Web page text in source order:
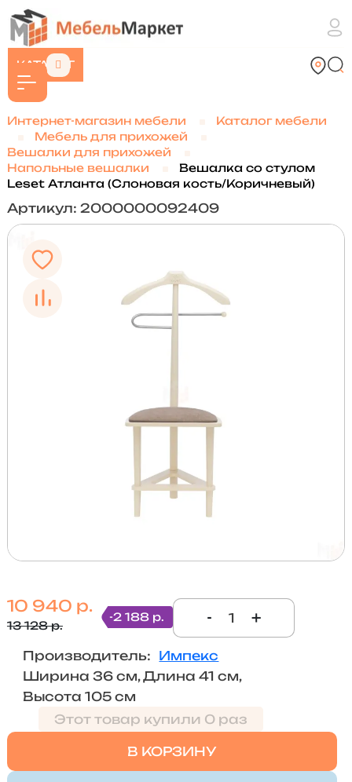
КАТАЛОГ
Интернет-магазин мебели
Каталог мебели
Мебель для прихожей
Вешалки для прихожей
Напольные вешалки
Вешалка со стулом
Leset Атланта (Слоновая кость/Коричневый)
Артикул: 2000000092409
10 940 р.
13 128 р.
-2 188 р. - +
Производитель: Импекс
Ширина 36 см, Длина 41 см,
Высота 105 см
Этот товар купили 0 раз
В КОРЗИНУ